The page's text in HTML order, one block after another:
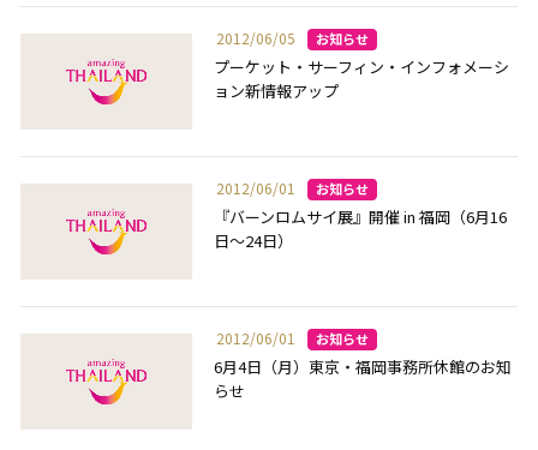
2012/06/05
プーケット・サーフィン・インフォメーシ
ョン新情報アップ
2012/06/01
『バーンロムサイ展』開催 in 福岡（6月16
日～24日）
2012/06/01
6月4日（月）東京・福岡事務所休館のお知
らせ